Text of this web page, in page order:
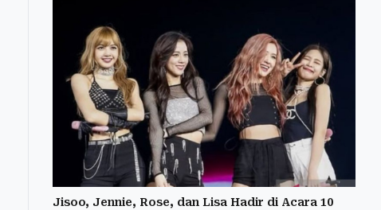
Jisoo, Jennie, Rose, dan Lisa Hadir di Acara 10